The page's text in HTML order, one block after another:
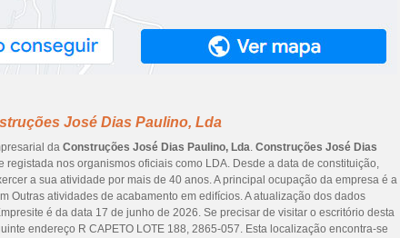
José Dias Paulino, Lda
da Construções José Dias Paulino, Lda. Construções José Dias
registada nos organismos oficiais como LDA. Desde a data de constituição,
a sua atividade por mais de 40 anos. A principal ocupação da empresa é a
Outras atividades de acabamento em edifícios. A atualização dos dados
é da data 17 de junho de 2026. Se precisar de visitar o escritório desta
endereço R CAPETO LOTE 188, 2865-057. Esta localização encontra-se